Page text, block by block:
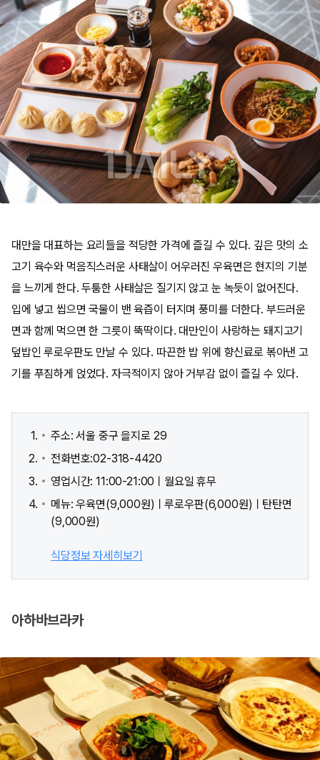
대만을 대표하는 요리들을 적당한 가격에 즐길 수 있다. 깊은 맛의 소
고기 육수와 먹음직스러운 사태살이 어우러진 우육면은 현지의 기분
을 느끼게 한다. 두툼한 사태살은 질기지 않고 눈 녹듯이 없어진다.
입에 넣고 씹으면 국물이 밴 육즙이 터지며 풍미를 더한다. 부드러운
면과 함께 먹으면 한 그릇이 뚝딱이다. 대만인이 사랑하는 돼지고기
덮밥인 루로우판도 만날 수 있다. 따끈한 밥 위에 향신료로 볶아낸 고
기를 푸짐하게 얹었다. 자극적이지 않아 거부감 없이 즐길 수 있다.
주소: 서울 중구 을지로 29
전화번호:02-318-4420
영업시간: 11:00-21:00ㅣ월요일 휴무
메뉴: 우육면(9,000원)ㅣ루로우판(6,000원)ㅣ탄탄면
(9,000원)
식당정보 자세히보기
아하바브라카